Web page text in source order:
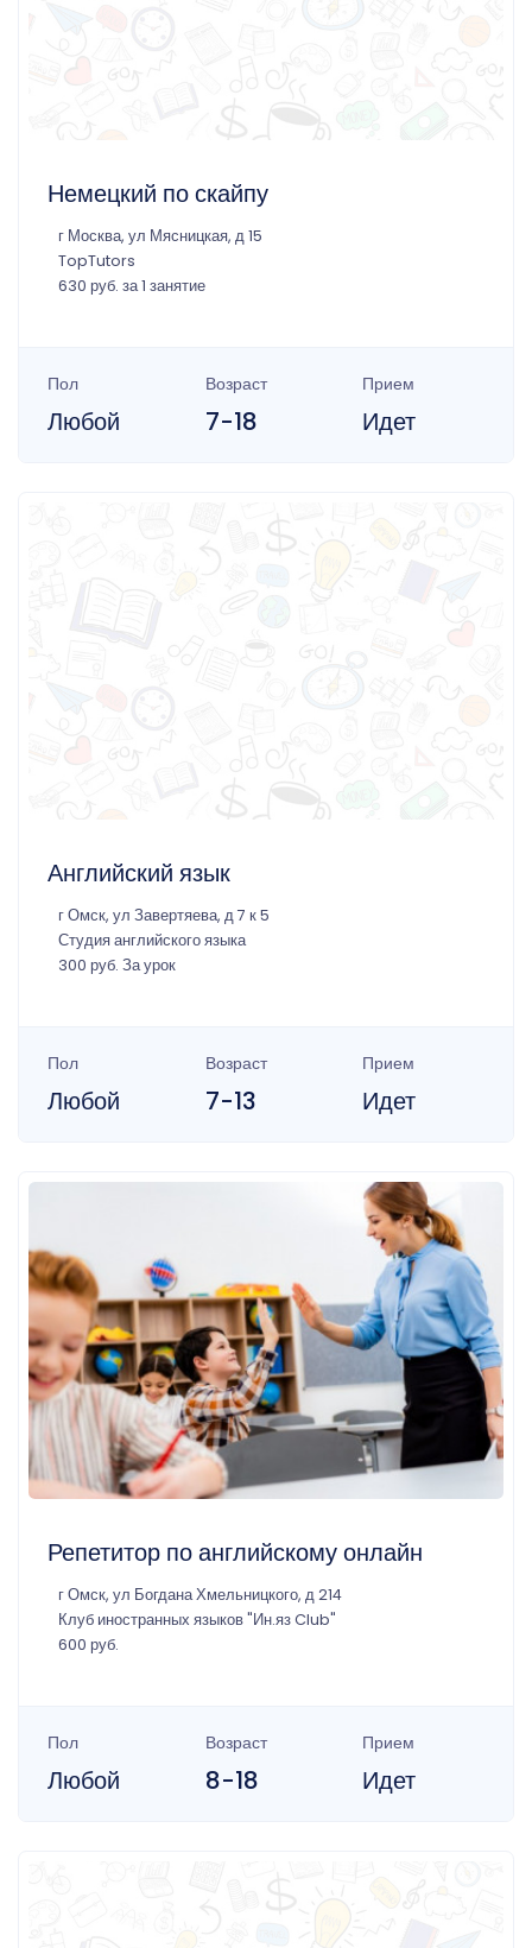
Немецкий по скайпу
г Москва, ул Мясницкая, д 15
TopTutors
630 руб. за 1 занятие
Пол
Любой
Возраст
7-18
Прием
Идет
Английский язык
г Омск, ул Завертяева, д 7 к 5
Студия английского языка
300 руб. За урок
Пол
Любой
Возраст
7-13
Прием
Идет
Репетитор по английскому онлайн
г Омск, ул Богдана Хмельницкого, д 214
Клуб иностранных языков "Ин.яз Club"
600 руб.
Пол
Любой
Возраст
8-18
Прием
Идет